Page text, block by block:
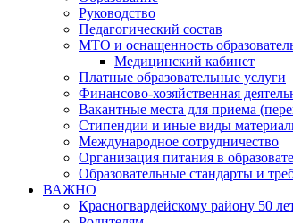
Руководство
Педагогический состав
МТО и оснащенность
Медицинский кабинет
Платные образовательные услуги
Финансово-хозяйственная
Вакантные места для приема
Стипендии и иные виды
Международное сотрудничество
Организация питания в
Образовательные стандарты и
ВАЖНО
Красногвардейскому району 50